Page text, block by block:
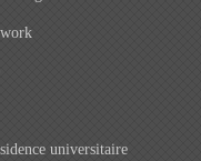
universitaire